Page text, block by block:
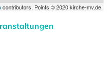
contributors, Points © 2020 kirche-mv.de